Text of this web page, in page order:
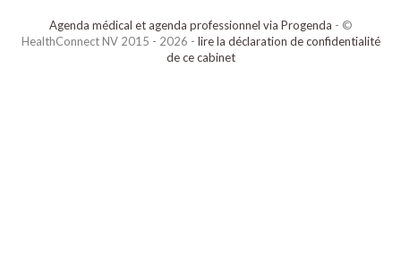
Agenda médical et agenda professionnel via Progenda - ©
HealthConnect NV 2015 - 2026 - lire la déclaration de confidentialité
de ce cabinet